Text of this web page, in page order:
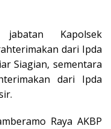
Kapolsek
dari Ipda
Siagian, sementara
dari Ipda
Raya AKBP